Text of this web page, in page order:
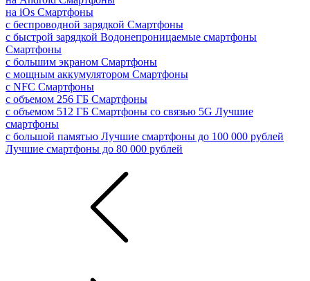
на iOs Смартфоны
с беспроводной зарядкой Смартфоны
с быстрой зарядкой Водонепроницаемые смартфоны
Смартфоны
с большим экраном Смартфоны
с мощным аккумулятором Смартфоны
с NFC Смартфоны
с объемом 256 ГБ Смартфоны
с объемом 512 ГБ Смартфоны со связью 5G Лучшие
смартфоны
с большой памятью Лучшие смартфоны до 100 000 рублей
Лучшие смартфоны до 80 000 рублей